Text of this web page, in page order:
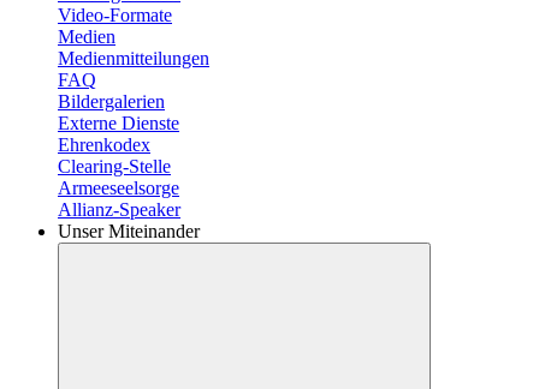
Video-Formate
Medien
Medienmitteilungen
FAQ
Bildergalerien
Externe Dienste
Ehrenkodex
Clearing-Stelle
Armeeseelsorge
Allianz-Speaker
Unser Miteinander